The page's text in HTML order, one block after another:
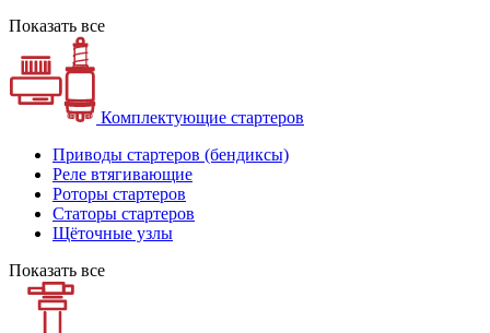
Показать все
Комплектующие стартеров
Приводы стартеров (бендиксы)
Реле втягивающие
Роторы стартеров
Статоры стартеров
Щёточные узлы
Показать все